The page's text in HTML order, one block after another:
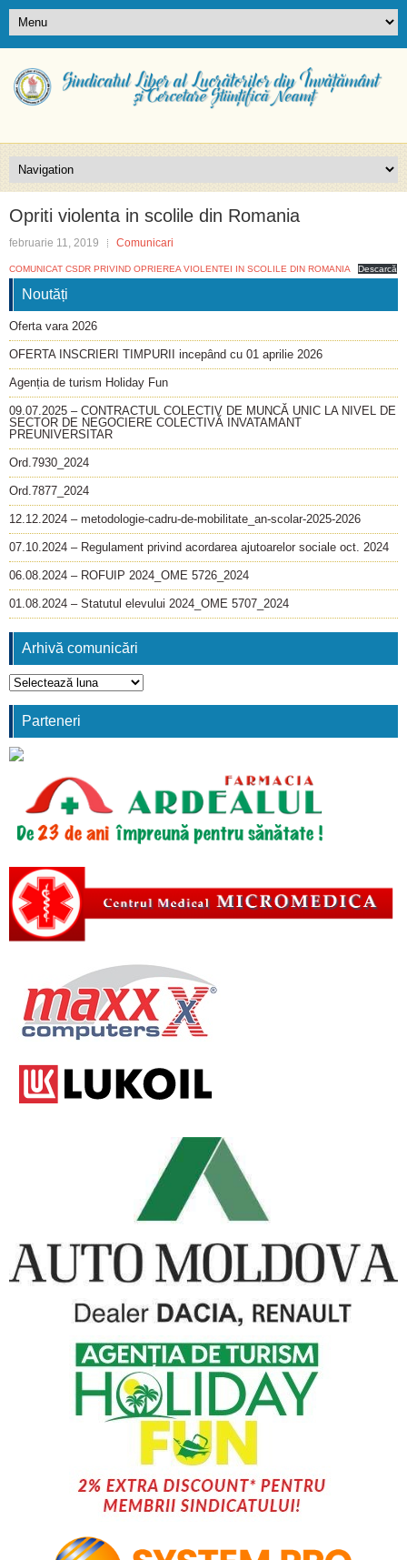
Opriti violenta in scolile din Romania
februarie 11, 2019 Comunicari
COMUNICAT CSDR PRIVIND OPRIEREA VIOLENTEI IN SCOLILE DIN ROMANIA Descarcă
Noutăți
Oferta vara 2026
OFERTA INSCRIERI TIMPURII incepând cu 01 aprilie 2026
Agenția de turism Holiday Fun
09.07.2025 – CONTRACTUL COLECTIV DE MUNCĂ UNIC LA NIVEL DE
SECTOR DE NEGOCIERE COLECTIVĂ INVATAMANT
PREUNIVERSITAR
Ord.7930_2024
Ord.7877_2024
12.12.2024 – metodologie-cadru-de-mobilitate_an-scolar-2025-2026
07.10.2024 – Regulament privind acordarea ajutoarelor sociale oct. 2024
06.08.2024 – ROFUIP 2024_OME 5726_2024
01.08.2024 – Statutul elevului 2024_OME 5707_2024
Arhivă comunicări
Arhivă
comunicări
Parteneri